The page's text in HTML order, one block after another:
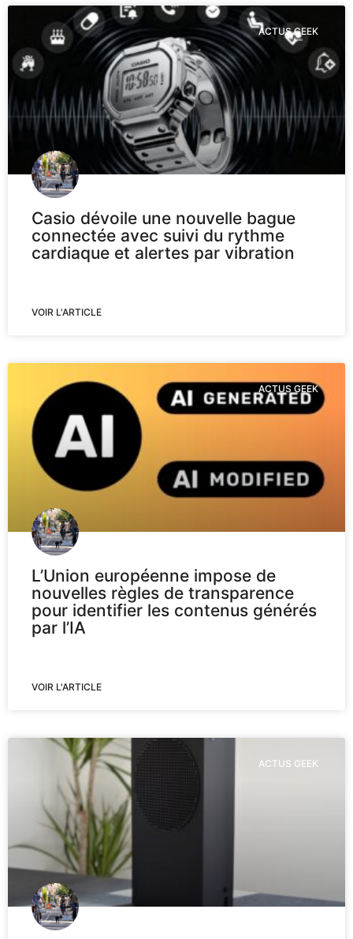
ACTUS GEEK
Casio dévoile une nouvelle bague
connectée avec suivi du rythme
cardiaque et alertes par vibration
VOIR L'ARTICLE
ACTUS GEEK
L’Union européenne impose de
nouvelles règles de transparence
pour identifier les contenus générés
par l’IA
VOIR L'ARTICLE
ACTUS GEEK